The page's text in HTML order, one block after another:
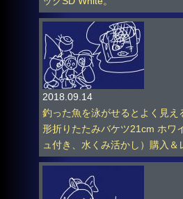
2018.09.14
釣った魚を泳がせるとよく見え
形折りたたみバケツ21cm ホワ
ュ付き、水くみ活かし）購入＆